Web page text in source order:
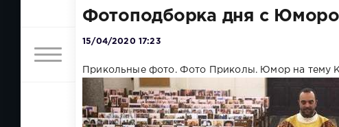
Фотоподборка дня с
15/04/2020 17:23
Прикольные фото. Фото Приколы. Юмор на тему